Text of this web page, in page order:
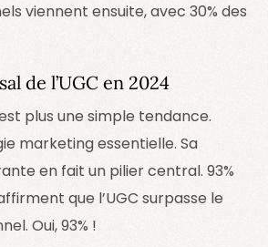
viennent ensuite, avec 30% des
de l’UGC en 2024
plus une simple tendance.
marketing essentielle. Sa
en fait un pilier central. 93%
que l’UGC surpasse le
Oui, 93% !